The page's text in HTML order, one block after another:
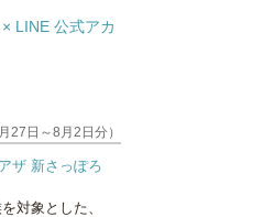
27日～8月2日分）
ザ 新さっぽろ
対象とした、